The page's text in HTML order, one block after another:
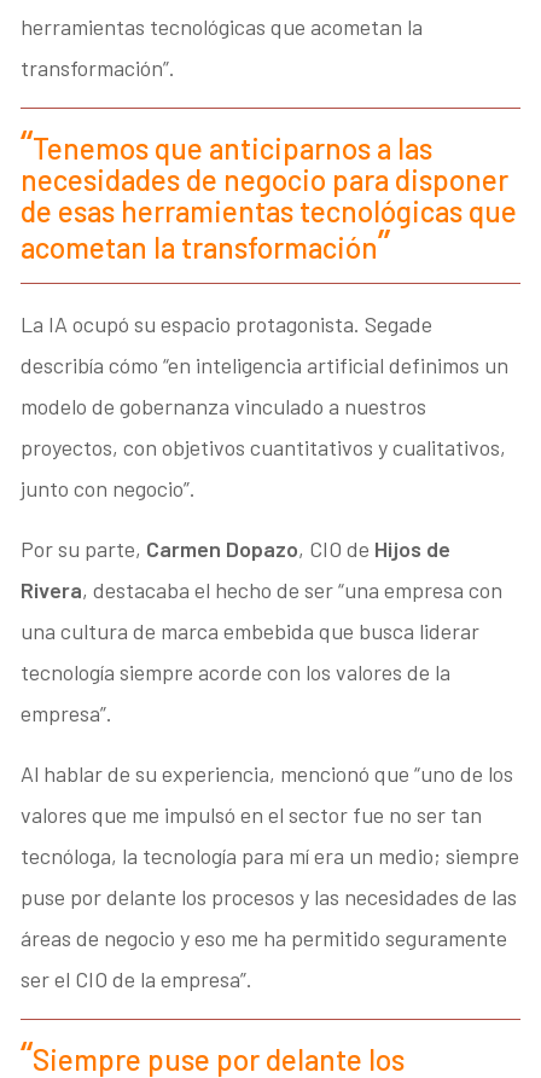
herramientas tecnológicas que acometan la
transformación”.
Tenemos que anticiparnos a las
necesidades de negocio para disponer
de esas herramientas tecnológicas que
acometan la transformación
La IA ocupó su espacio protagonista. Segade
describía cómo “en inteligencia artificial definimos un
modelo de gobernanza vinculado a nuestros
proyectos, con objetivos cuantitativos y cualitativos,
junto con negocio”.
Por su parte, Carmen Dopazo, CIO de Hijos de
Rivera, destacaba el hecho de ser “una empresa con
una cultura de marca embebida que busca liderar
tecnología siempre acorde con los valores de la
empresa”.
Al hablar de su experiencia, mencionó que “uno de los
valores que me impulsó en el sector fue no ser tan
tecnóloga, la tecnología para mí era un medio; siempre
puse por delante los procesos y las necesidades de las
áreas de negocio y eso me ha permitido seguramente
ser el CIO de la empresa”.
Siempre puse por delante los